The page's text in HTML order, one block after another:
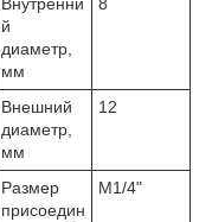
Внутренни
й
диаметр,
мм
8
Внешний
диаметр,
мм
12
Размер
присоедин
M1/4"